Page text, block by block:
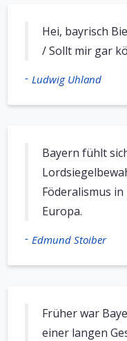
Hei, bayrisch
/ Sollt mir gar
- Ludwig Uhland
Bayern fühlt
Föderalismus
Europa.
- Edmund Stoiber
Früher war
einer langen